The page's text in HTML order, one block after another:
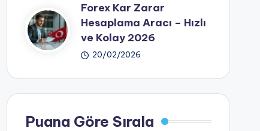
Forex Kar Zarar
Hesaplama Aracı – Hızlı
ve Kolay 2026
20/02/2026
Puana Göre Sırala